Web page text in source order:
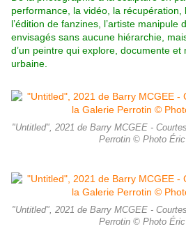
performance, la vidéo, la récupération,
l’édition de fanzines, l’artiste manipule
envisagés sans aucune hiérarchie,
d’un peintre qui explore, documente
urbaine.
"Untitled", 2021 de Barry MCGEE -
Perrotin © Photo
"Untitled", 2021 de Barry MCGEE -
Perrotin © Photo